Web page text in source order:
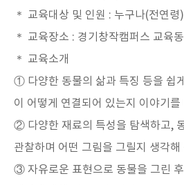
＊ 교육대상 및 인원 : 누구나(전연
＊ 교육장소 : 경기창작캠퍼스 교육
＊ 교육소개
① 다양한 동물의 삶과 특징 등을 쉽
이 어떻게 연결되어 있는지 이야기를
② 다양한 재료의 특성을 탐색하고,
관찰하며 어떤 그림을 그릴지 생각해
③ 자유로운 표현으로 동물을 그린